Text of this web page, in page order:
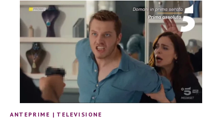
ANTEPRIME | TELEVISIONE